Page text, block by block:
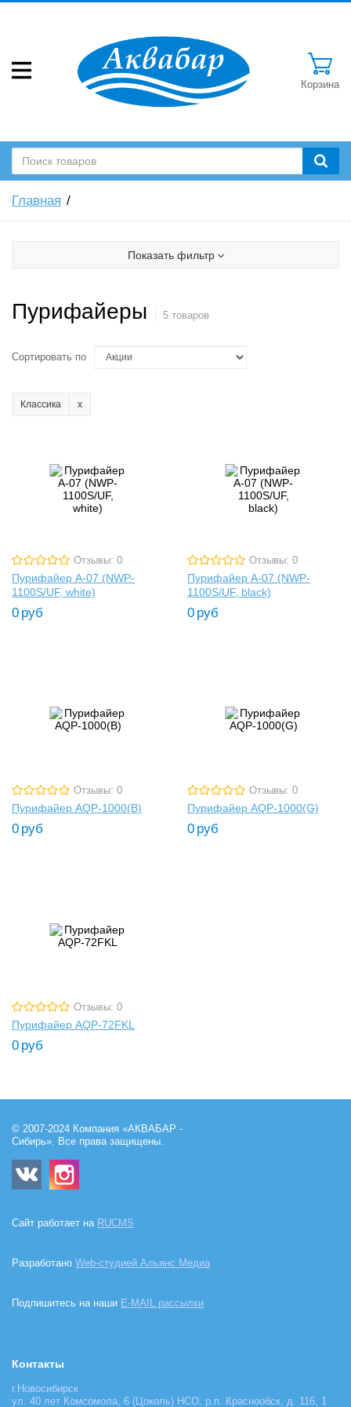
Корзина
Главная
Показать фильтр
Пурифайеры 5 товаров
Сортировать по
Классика
Отзывы: 0
Пурифайер A-07 (NWP-
1100S/UF, white)
0 руб
Отзывы: 0
Пурифайер A-07 (NWP-
1100S/UF, black)
0 руб
Отзывы: 0
Пурифайер AQP-1000(B)
0 руб
Отзывы: 0
Пурифайер AQP-1000(G)
0 руб
Отзывы: 0
Пурифайер AQP-72FKL
0 руб
© 2007-2024 Компания «АКВАБАР -
Сибирь». Все права защищены.
Сайт работает на RUCMS
Разработано Web-студией Альянс Медиа
Подпишитесь на наши E-MAIL рассылки
Контакты
г.Новосибирск
ул. 40 лет Комсомола, 6 (Цоколь) НСО, р.п. Краснообск, д. 116, 1